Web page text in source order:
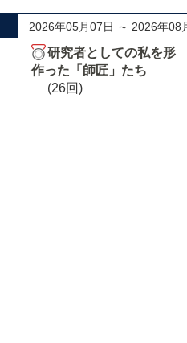
2026年05月07日 ～ 2026年08
研究者としての私を形
作った「師匠」たち
(26回)